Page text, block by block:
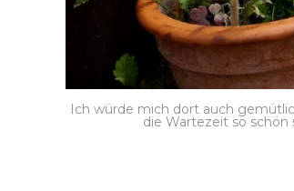
Ich würde mich dort auch
die Wartezeit so schön